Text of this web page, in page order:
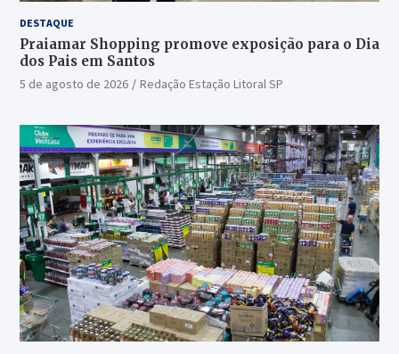
DESTAQUE
Praiamar Shopping promove exposição para o Dia
dos Pais em Santos
5 de agosto de 2026 Redação Estação Litoral SP